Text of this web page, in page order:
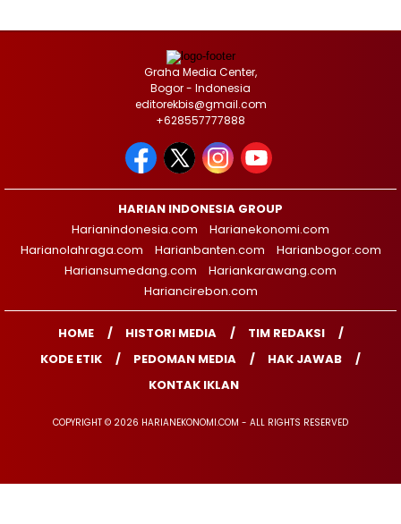
Graha Media Center,
Bogor - Indonesia
editorekbis@gmail.com
+628557777888
HARIAN INDONESIA GROUP
Harianindonesia.com
Harianekonomi.com
Harianolahraga.com
Harianbanten.com
Harianbogor.com
Hariansumedang.com
Hariankarawang.com
Hariancirebon.com
HOME HISTORI MEDIA
TIM REDAKSI
KODE ETIK
PEDOMAN MEDIA
HAK JAWAB
KONTAK IKLAN
COPYRIGHT © 2026 HARIANEKONOMI.COM - ALL RIGHTS RESERVED